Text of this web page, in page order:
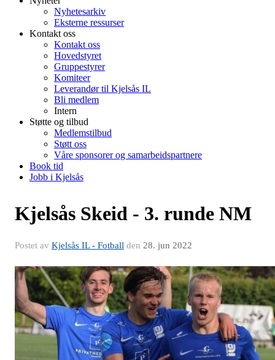
Nyhetesarkiv
Eksterne ressurser
Kontakt oss
Kontakt oss
Hovedstyret
Gruppestyrer
Komiteer
Leverandør til Kjelsås IL
Bli medlem
Intern
Støtte og tilbud
Medlemstilbud
Støtt oss
Våre sponsorer og samarbeidspartnere
Book tid
Jobb i Kjelsås
Kjelsås Skeid - 3. runde NM
Postet av Kjelsås IL - Fotball den 28. jun 2022